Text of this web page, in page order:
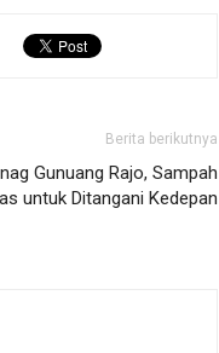
Berita berikutnya
Gunuang Rajo, Sampah
untuk Ditangani Kedepan